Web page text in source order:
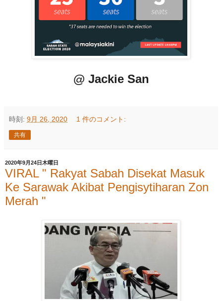
@ Jackie San
時刻: 9月 26, 2020 1 件のコメント:
共有
2020年9月24日木曜日
VIRAL " Rakyat Sabah Disekat Masuk
Ke Sarawak Akibat Pengisytiharan Zon
Merah "